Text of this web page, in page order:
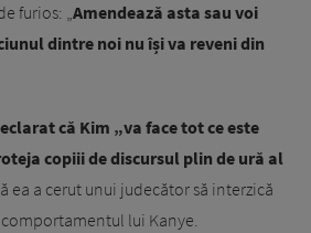
furios: „Amendează asta sau voi
dintre noi nu își va reveni din
că Kim „va face tot ce este
copiii de discursul plin de ură al
ea a cerut unui judecător să interzică
lui Kanye.